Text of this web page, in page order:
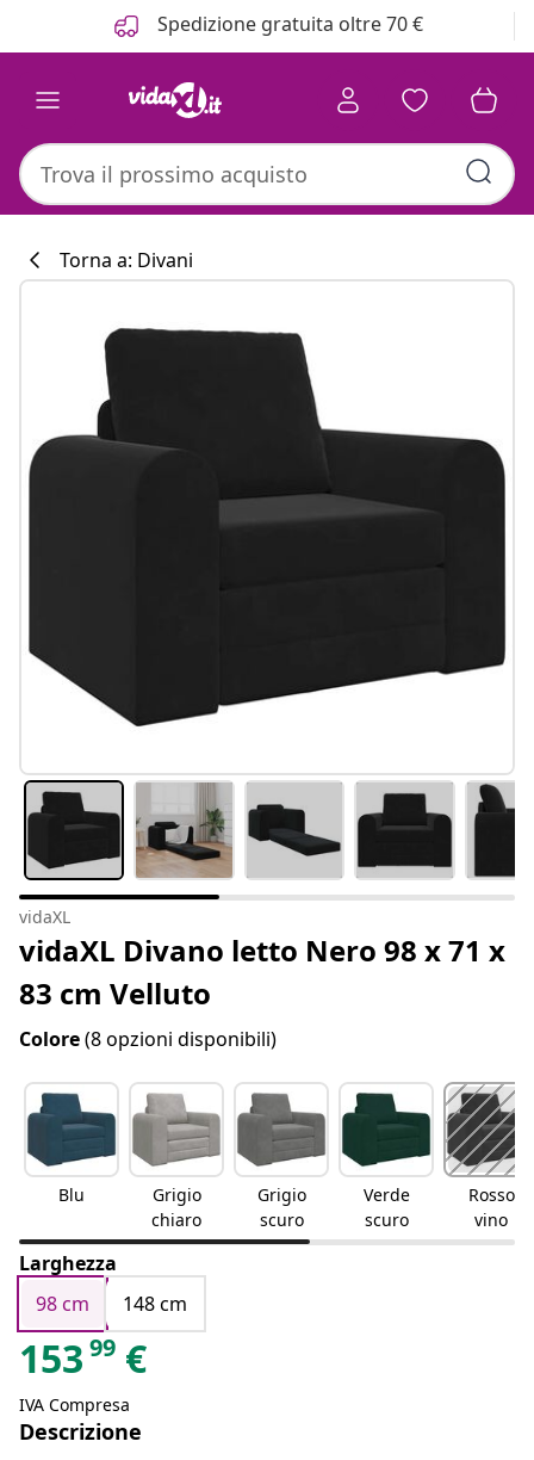
Spedizione gratuita oltre 70 €
Torna a: Divani
vidaXL
vidaXL Divano letto Nero 98 x 71 x
83 cm Velluto
Colore(8 opzioni disponibili)
Blu
Grigio
chiaro
Grigio
scuro
Verde
scuro
Rosso
vino
Larghezza
98 cm
148 cm
153 99 €
IVA Compresa
Descrizione